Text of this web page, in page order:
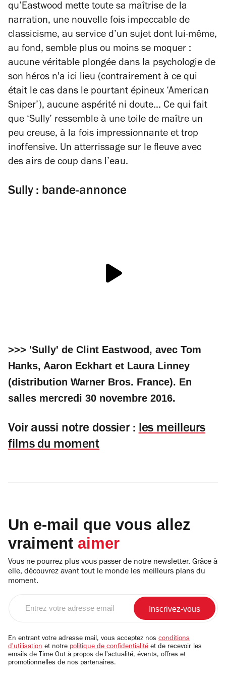
qu’Eastwood mette toute sa maîtrise de la
narration, une nouvelle fois impeccable de
classicisme, au service d’un sujet dont lui-même,
au fond, semble plus ou moins se moquer :
aucune véritable plongée dans la psychologie de
son héros n'a ici lieu (contrairement à ce qui
était le cas dans le pourtant épineux ‘American
Sniper’), aucune aspérité ni doute… Ce qui fait
que ‘Sully’ ressemble à une toile de maître un
peu creuse, à la fois impressionnante et trop
inoffensive. Un atterrissage sur le fleuve avec
des airs de coup dans l’eau.
Sully : bande-annonce
>>> 'Sully' de Clint Eastwood, avec Tom
Hanks, Aaron Eckhart et Laura Linney
(distribution Warner Bros. France). En
salles mercredi 30 novembre 2016.
Voir aussi notre dossier : les meilleurs
films du moment
Un e-mail que vous allez
vraiment aimer
Vous ne pourrez plus vous passer de notre newsletter. Grâce à
elle, découvrez avant tout le monde les meilleurs plans du
moment.
email
En entrant votre adresse mail, vous acceptez nos conditions
d'utilisation et notre politique de confidentialité et de recevoir les
emails de Time Out à propos de l'actualité, évents, offres et
promotionnelles de nos partenaires.